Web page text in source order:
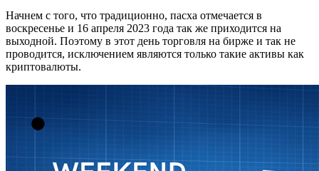
Начнем с того, что традиционно, пасха отмечается в
воскресенье и 16 апреля 2023 года так же приходится на
выходной. Поэтому в этот день торговля на бирже и так не
проводится, исключением являются только такие активы как
криптовалюты.